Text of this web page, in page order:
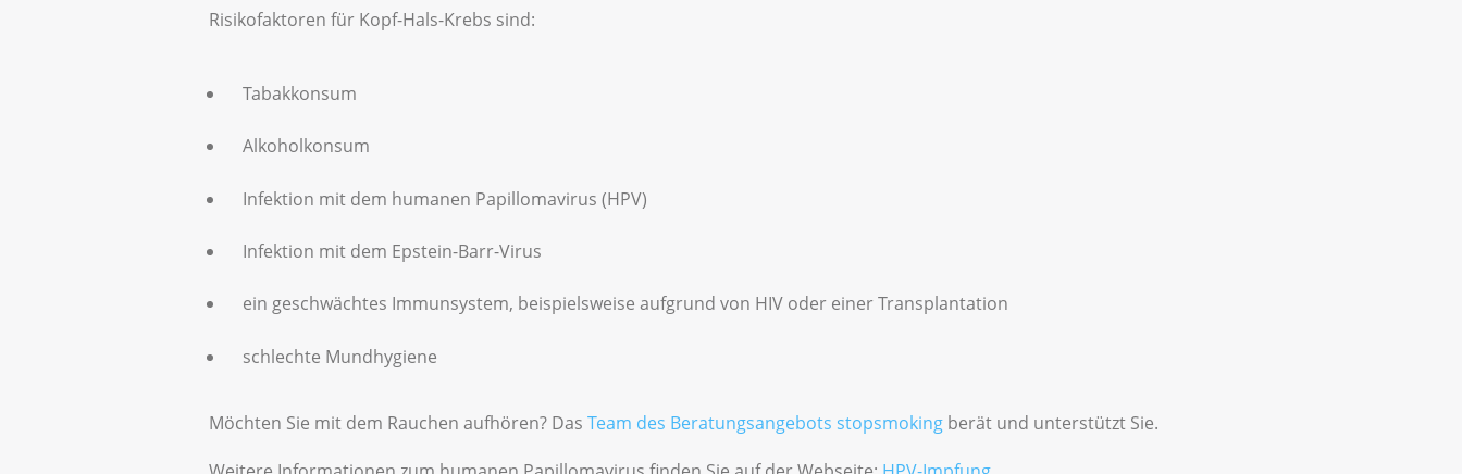
Risikofaktoren für Kopf-Hals-Krebs sind:
Tabakkonsum
Alkoholkonsum
Infektion mit dem humanen Papillomavirus (HPV)
Infektion mit dem Epstein-Barr-Virus
ein geschwächtes Immunsystem, beispielsweise aufgrund von HIV oder einer Transplantation
schlechte Mundhygiene
Möchten Sie mit dem Rauchen aufhören? Das Team des Beratungsangebots stopsmoking berät und unterstützt Sie.